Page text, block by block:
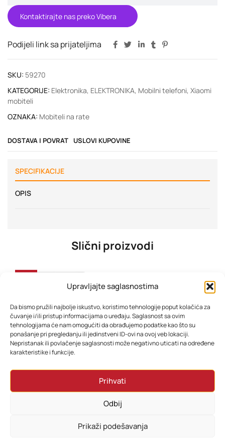
Upravljajte saglasnostima
Da bismo pružili najbolje iskustvo, koristimo tehnologije poput kolačića za
čuvanje i/ili pristup informacijama o uređaju. Saglasnost sa ovim
tehnologijama će nam omogućiti da obrađujemo podatke kao što su
ponašanje pri pregledanju ili jedinstveni ID-ovi na ovoj veb lokaciji.
Nepristanak ili povlačenje saglasnosti može negativno uticati na određene
karakteristike i funkcije.
Prihvati
Odbij
Prikaži podešavanja
Kontaktirajte nas preko Vibera
Podijeli link sa prijateljima
SKU: 59270
KATEGORIJE: Elektronika, ELEKTRONIKA, Mobilni telefoni, Xiaomi
mobiteli
OZNAKA: Mobiteli na rate
DOSTAVA I POVRAT USLOVI KUPOVINE
SPECIFIKACIJE
OPIS
Slični proizvodi
-26%